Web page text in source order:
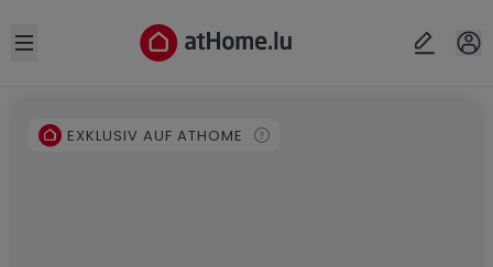
Open sidebar
EXKLUSIV AUF ATHOME